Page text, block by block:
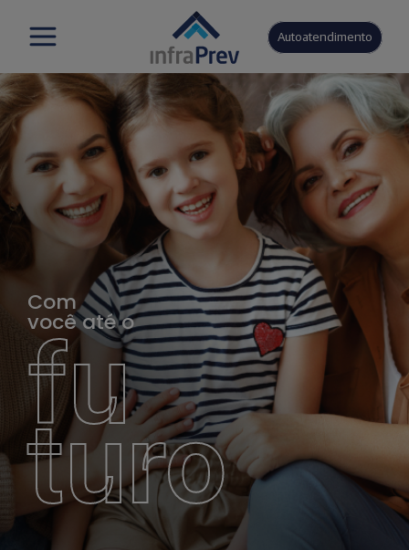
Autoatendimento
Com
você até o
fu
turo